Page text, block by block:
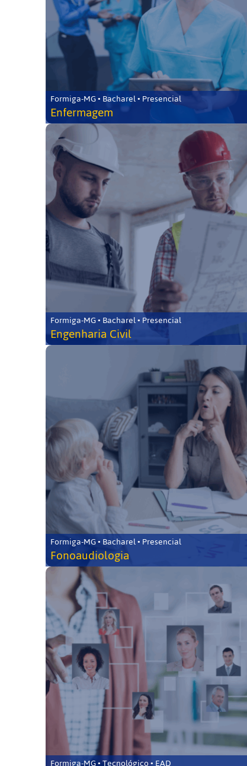
Formiga-MG • Bacharel • Presencial
Enfermagem
Formiga-MG • Bacharel • Presencial
Engenharia Civil
Formiga-MG • Bacharel • Presencial
Fonoaudiologia